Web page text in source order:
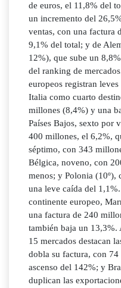
de euros, el 11,8% del
un incremento del
ventas, con una factura
9,1% del total; y de
12%), que sube un
del ranking de
europeos registran
Italia como cuarto
millones (8,4%) y una
Países Bajos, sexto por
400 millones, el 6,2%,
séptimo, con 343
Bélgica, noveno, con
menos; y Polonia
una leve caída del
continente europeo,
una factura de 240
también baja un 13,3%.
15 mercados destacan
dobla su factura, con
ascenso del 142%; y
duplican las